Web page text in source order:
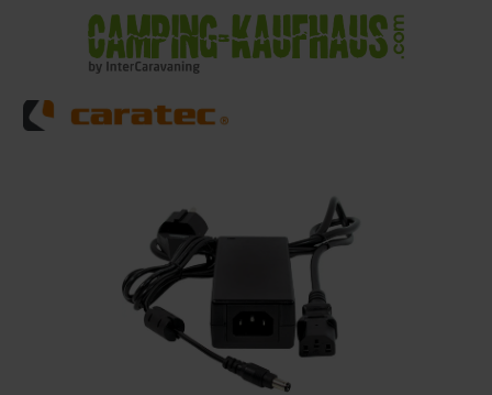
springen